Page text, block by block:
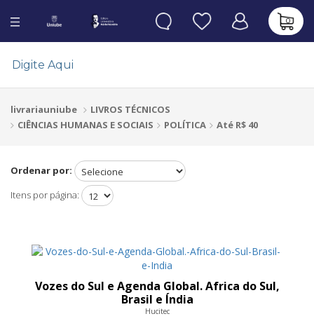
0
livrariauniube
LIVROS TÉCNICOS
CIÊNCIAS HUMANAS E SOCIAIS
POLÍTICA Até R$ 40
Ordenar por:
Itens por página:
Vozes do Sul e Agenda Global. Africa do Sul,
Brasil e Índia
Hucitec